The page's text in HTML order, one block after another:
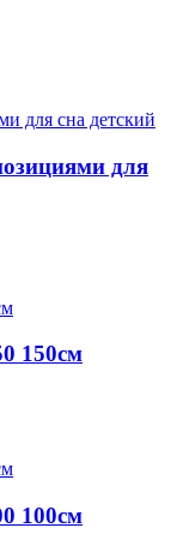
для
150см
100см